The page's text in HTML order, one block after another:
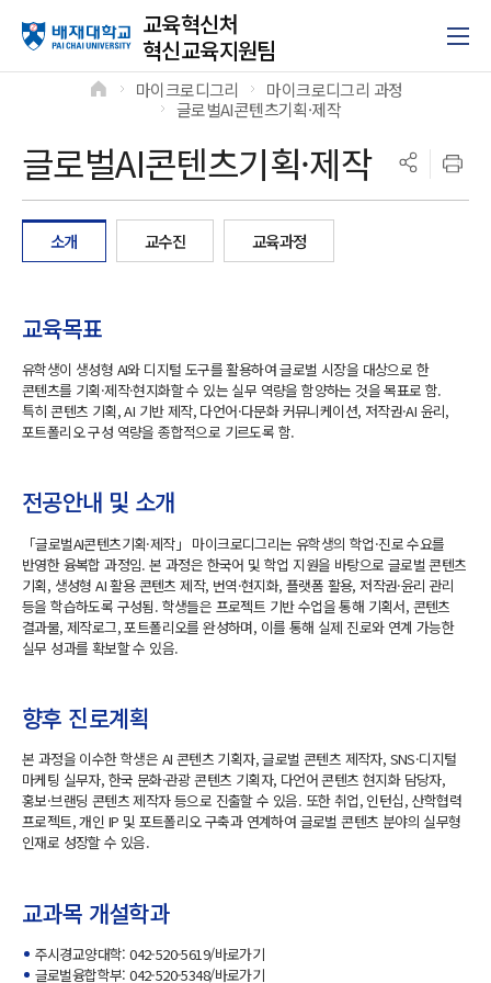
교육혁신처
혁신교육지원팀
글로벌AI콘텐츠기획·제작
마이크로디그리
>
마이크로디그리 과정
글로벌AI콘텐츠기획·제작
소개 교수진 교육과정
교육목표
유학생이 생성형 AI와 디지털 도구를 활용하여 글로벌 시장을 대상으로 한
콘텐츠를 기획·제작·현지화할 수 있는 실무 역량을 함양하는 것을 목표로 함.
특히 콘텐츠 기획, AI 기반 제작, 다언어·다문화 커뮤니케이션, 저작권·AI 윤리,
포트폴리오 구성 역량을 종합적으로 기르도록 함.
전공안내 및 소개
「글로벌AI콘텐츠기획·제작」 마이크로디그리는 유학생의 학업·진로 수요를
반영한 융복합 과정임. 본 과정은 한국어 및 학업 지원을 바탕으로 글로벌 콘텐츠
기획, 생성형 AI 활용 콘텐츠 제작, 번역·현지화, 플랫폼 활용, 저작권·윤리 관리
등을 학습하도록 구성됨. 학생들은 프로젝트 기반 수업을 통해 기획서, 콘텐츠
결과물, 제작로그, 포트폴리오를 완성하며, 이를 통해 실제 진로와 연계 가능한
실무 성과를 확보할 수 있음.
향후 진로계획
본 과정을 이수한 학생은 AI 콘텐츠 기획자, 글로벌 콘텐츠 제작자, SNS·디지털
마케팅 실무자, 한국 문화·관광 콘텐츠 기획자, 다언어 콘텐츠 현지화 담당자,
홍보·브랜딩 콘텐츠 제작자 등으로 진출할 수 있음. 또한 취업, 인턴십, 산학협력
프로젝트, 개인 IP 및 포트폴리오 구축과 연계하여 글로벌 콘텐츠 분야의 실무형
인재로 성장할 수 있음.
교과목 개설학과
주시경교양대학: 042-520-5619/바로가기
글로벌융합학부: 042-520-5348/바로가기